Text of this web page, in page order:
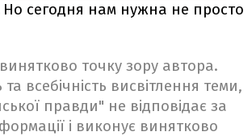
сегодня нам нужна не просто
точку зору автора.
всебічність висвітлення теми,
правди" не відповідає за
і виконує винятково